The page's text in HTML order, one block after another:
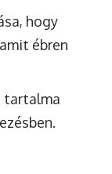
hogy
ébren
tartalma